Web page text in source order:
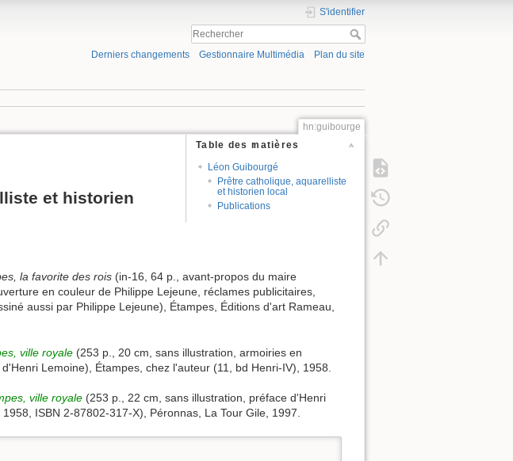
S'identifier
Derniers changements Gestionnaire Multimédia Plan du site
hn:guibourge
Table des matières
Léon Guibourgé
Prêtre catholique, aquarelliste
et historien local
Publications
et historien
la favorite des rois (in-16, 64 p., avant-propos du maire
en couleur de Philippe Lejeune, réclames publicitaires,
aussi par Philippe Lejeune), Étampes, Éditions d'art Rameau,
ville royale (253 p., 20 cm, sans illustration, armoiries en
Lemoine), Étampes, chez l'auteur (11, bd Henri-IV), 1958.
ville royale (253 p., 22 cm, sans illustration, préface d'Henri
ISBN 2-87802-317-X), Péronnas, La Tour Gile, 1997.